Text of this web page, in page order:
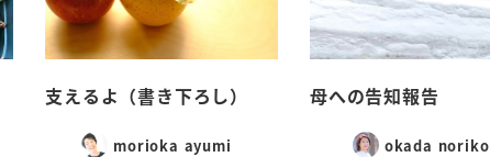
支えるよ（書き下ろし）
morioka ayumi
母への告知報告
okada noriko